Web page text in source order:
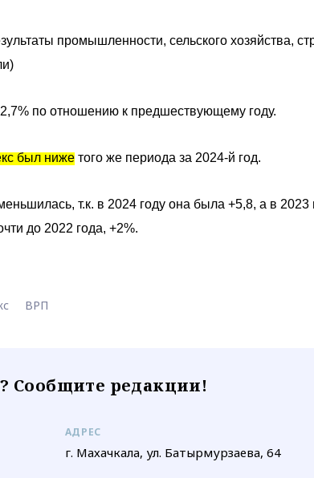
промышленности, сельского хозяйства,
по отношению к предшествующему году.
был ниже того же периода за 2024-й год.
т.к. в 2024 году она была +5,8, а в 2023
до 2022 года, +2%.
ВРП
Сообщите редакции!
АДРЕС
г. Махачкала, ул. Батырмурзаева, 64